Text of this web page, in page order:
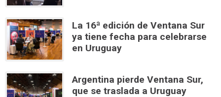
La 16ª edición de Ventana Sur
ya tiene fecha para celebrarse
en Uruguay
Argentina pierde Ventana Sur,
que se traslada a Uruguay